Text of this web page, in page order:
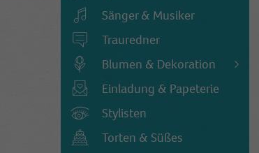
Sänger & Musiker
Trauredner
Blumen & Dekoration
Einladung & Papeterie
Stylisten
Torten & Süßes